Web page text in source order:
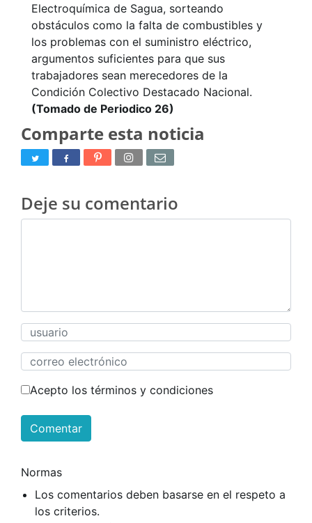
Electroquímica de Sagua, sorteando
obstáculos como la falta de combustibles y
los problemas con el suministro eléctrico,
argumentos suficientes para que sus
trabajadores sean merecedores de la
Condición Colectivo Destacado Nacional.
(Tomado de Periodico 26)
Comparte esta noticia
Deje su comentario
Acepto los términos y condiciones
Comentar
Normas
Los comentarios deben basarse en el respeto a
los criterios.